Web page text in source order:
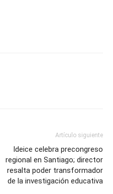
Artículo siguiente
Ideice celebra precongreso
regional en Santiago; director
resalta poder transformador
de la investigación educativa